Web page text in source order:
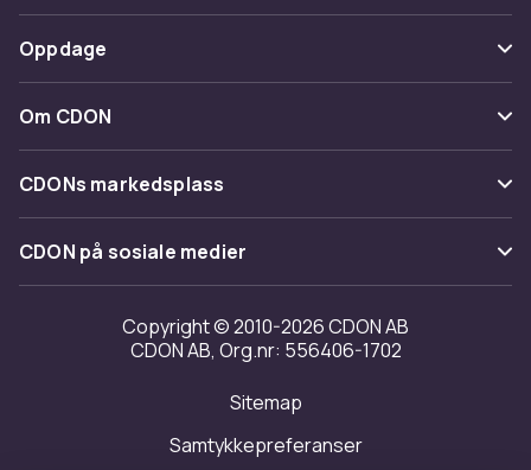
Spor pakke
Angre & returner her
Kontakt oss
Betaling
Levering
Tilbakekallinger
Oppdage
Kategorier
Varemerker
Om CDON
Om oss
Kundeanmeldelser
Jobbe på CDON
Investor relations
Tilgjengelighet
CDONs markedsplass
Merchant Help Center
CDON på sosiale medier
Copyright © 2010-2026 CDON AB
CDON AB, Org.nr: 556406-1702
Sitemap
Samtykkepreferanser